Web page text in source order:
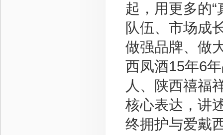
起，用更多的
队伍、市场成
做强品牌、做
西凤酒15年6
人、陕西禧福
核心表达，讲
终拥护与爱戴